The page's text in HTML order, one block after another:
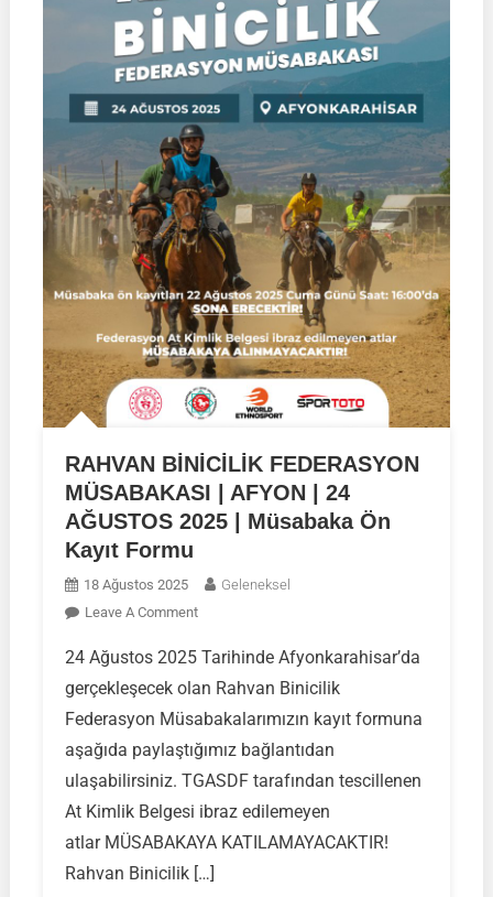
RAHVAN BİNİCİLİK FEDERASYON
MÜSABAKASI | AFYON | 24
AĞUSTOS 2025 | Müsabaka Ön
Kayıt Formu
18 Ağustos 2025
Geleneksel
Leave A CommentOn
BİNİCİLİK
FEDERASYON
MÜSABAKASI
AFYON
|
24
AĞUSTOS
2025
24 Ağustos 2025 Tarihinde Afyonkarahisar’da
gerçekleşecek olan Rahvan Binicilik
Federasyon Müsabakalarımızın kayıt formuna
aşağıda paylaştığımız bağlantıdan
ulaşabilirsiniz. TGASDF tarafından tescillenen
At Kimlik Belgesi ibraz edilemeyen
atlar MÜSABAKAYA KATILAMAYACAKTIR!
Rahvan Binicilik […]